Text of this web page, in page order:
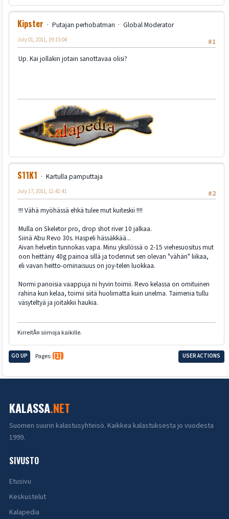
Kipster Putajan perhobatman
Global Moderator
#1
July 01, 2011, 19:15:04
Up. Kai jollakin jotain sanottavaa olisi?
S11K1
Kartulla pamputtaja
#2
July 17, 2011, 12:42:41
!!! Vähä myöhässä ehkä tulee mut kuiteskii !!!!
Mulla on Skeletor pro, drop shot river 10 jalkaa.
Siinä Abu Revo 30s. Haspeli hässäkkää...
Aivan helvetin tunnokas vapa. Minu yksilössä o 2-15 viehesuositus mut
oon heittäny 40g painoa sillä ja todennut sen olevan "vähän" liikaa,
eli vavan heitto-ominaisuus on joy-telen luokkaa.
Normi panoisia vaappuja ni hyvin toimii. Revo kelassa on omituinen
rahina kun kelaa, toimii siitä huolimatta kuin unelma. Taimenia tullu
väsyteltyä ja joitakkii haukia.
KirreitÃ¤ siimoja kaikille.
GO UP Pages 1 USER ACTIONS
KALASSA.NET
Suomen suurin kalastusyhteisö. Kaikkea kalastuksesta jo vuodesta
1999.
SIVUSTO
Etusivu
Keskustelut
Kalapedia